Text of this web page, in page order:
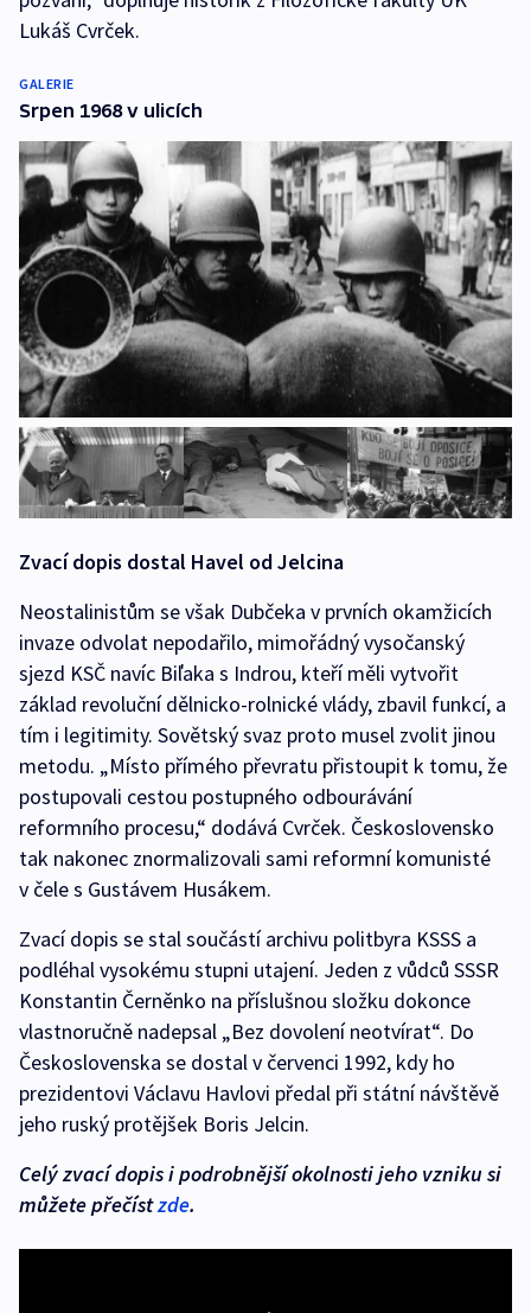
Lukáš Cvrček.
GALERIE
Srpen 1968 v ulicích
Zvací dopis dostal Havel od Jelcina
Neostalinistům se však Dubčeka v prvních okamžicích
invaze odvolat nepodařilo, mimořádný vysočanský
sjezd KSČ navíc Biľaka s Indrou, kteří měli vytvořit
základ revoluční dělnicko-rolnické vlády, zbavil funkcí, a
tím i legitimity. Sovětský svaz proto musel zvolit jinou
metodu. „Místo přímého převratu přistoupit k tomu, že
postupovali cestou postupného odbourávání
reformního procesu,“ dodává Cvrček. Československo
tak nakonec znormalizovali sami reformní komunisté
v čele s Gustávem Husákem.
Zvací dopis se stal součástí archivu politbyra KSSS a
podléhal vysokému stupni utajení. Jeden z vůdců SSSR
Konstantin Černěnko na příslušnou složku dokonce
vlastnoručně nadepsal „Bez dovolení neotvírat“. Do
Československa se dostal v červenci 1992, kdy ho
prezidentovi Václavu Havlovi předal při státní návštěvě
jeho ruský protějšek Boris Jelcin.
Celý zvací dopis i podrobnější okolnosti jeho vzniku si
můžete přečístzde.